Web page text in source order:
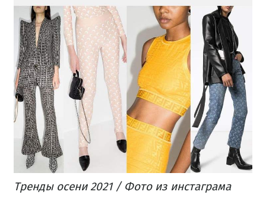
Тренды осени 2021 / Фото из инстаграма